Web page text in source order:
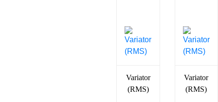
Variator
(RMS)
Variator
(RMS)